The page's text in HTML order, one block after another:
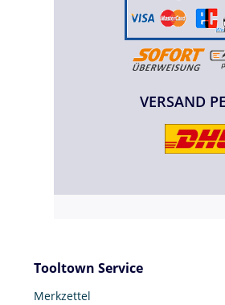
VERSAND
Tooltown Service
Merkzettel